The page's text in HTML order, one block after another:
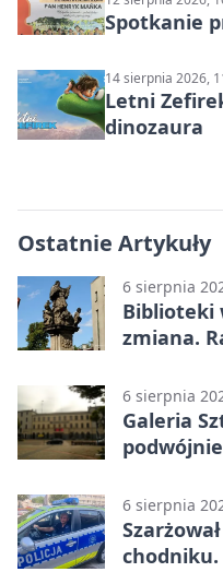
Spotkanie
14 sierpnia 2026,
Letni
dinozaura
Ostatnie Artykuły
6 sierpnia
Biblioteki
zmiana.
6 sierpnia
Galeria
6 sierpnia
chodniku.